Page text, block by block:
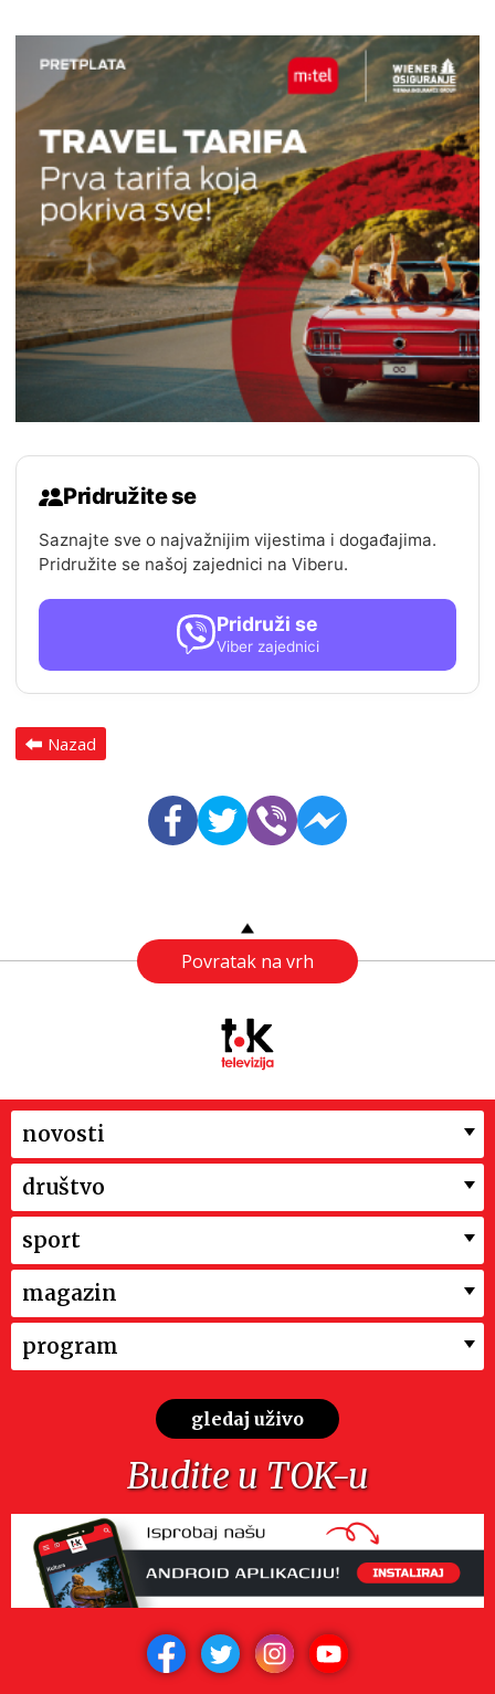
Pridružite se
Saznajte sve o najvažnijim vijestima i događajima.
Pridružite se našoj zajednici na Viberu.
Pridruži se
Viber zajednici
Nazad
Povratak na vrh
novosti
društvo
sport
magazin
program
gledaj uživo
Budite u TOK-u